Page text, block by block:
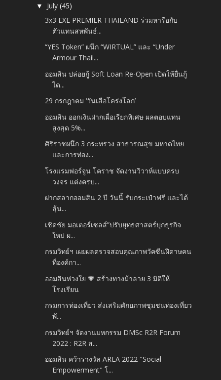
▼ July(45)
3x3 EXE PREMIER THAILAND ร่วมหารือกับ
ตัวแทนสหพันธ์...
“YES Token” ผนึก “WIRTUAL” และ “Under
Armour Thail...
ออมสิน ปล่อยกู้ Soft Loan Re-Open เปิดให้ยื่นกู้
ได...
29 กรกฎาคม ‘วันเสือโคร่งโลก’
ออมสิน ออกเงินฝากเผื่อเรียกพิเศษ ผลตอบแทน
สูงสุด 5%...
ศิริราชผนึก 3 กระทรวง สาธารณสุข มหาดไทย
และการท่อง...
โรงแรมฟอร์จูน โคราช จัดงานวิวาห์แบบครบ
วงจร แต่งครบ...
ฝากสลากออมสิน 2 ปี วันนี้ รับกระเป๋าฟรี และได้
ลุ้น...
เชิดชัย มอเตอร์เซลส์”ปรับยุทธศาสตร์บุกธุรกิจ
ใหม่ ผ...
กรมวิทย์ฯ เผยผลตรวจสอบคุณภาพวัคซีนฝีดาษคน
ที่องค์กา...
ออมสินห่วงใย 💗 สร้างทางม้าลาย 3 มิติให้
โรงเรียน
กรมการท่องเที่ยว ส่งเสริมศักยภาพชุมชนท่องเที่ยว
พั...
กรมวิทย์ฯ จัดงานมหกรรม DMSc R2R Forum
2022 : R2R ส...
ออมสิน คว้ารางวัล AREA 2022 "Social
Empowerment" โ...